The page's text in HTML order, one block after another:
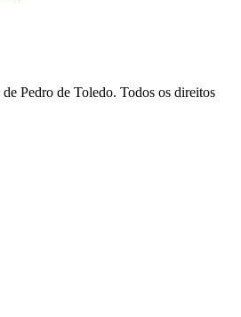
Pedro de Toledo. Todos os direitos